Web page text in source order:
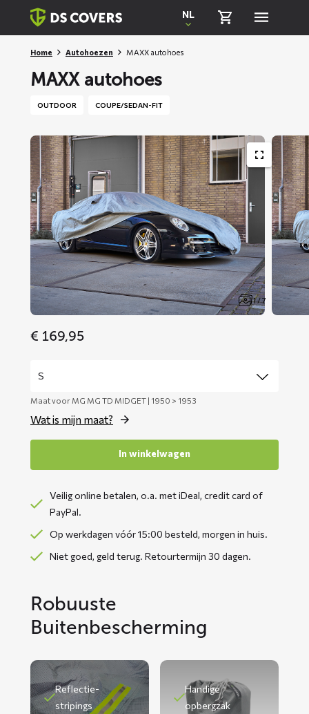
Skiplinks
NL
Home Autohoezen MAXX autohoes
MAXX autohoes
OUTDOOR COUPE/SEDAN-FIT
1 / 7
€ 169,95
Maat voor MG MG TD MIDGET | 1950 > 1953
Wat is mijn maat?
In winkelwagen
Veilig online betalen, o.a. met iDeal, credit card of
PayPal.
Op werkdagen vóór 15:00 besteld, morgen in huis.
Niet goed, geld terug. Retourtermijn 30 dagen.
Robuuste
Buitenbescherming
Reflectie-
stripings
Handige
opbergzak